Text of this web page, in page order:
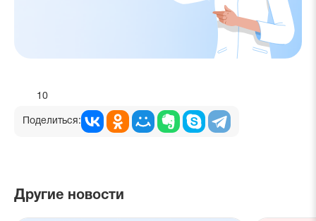
10
Поделиться:
Другие новости